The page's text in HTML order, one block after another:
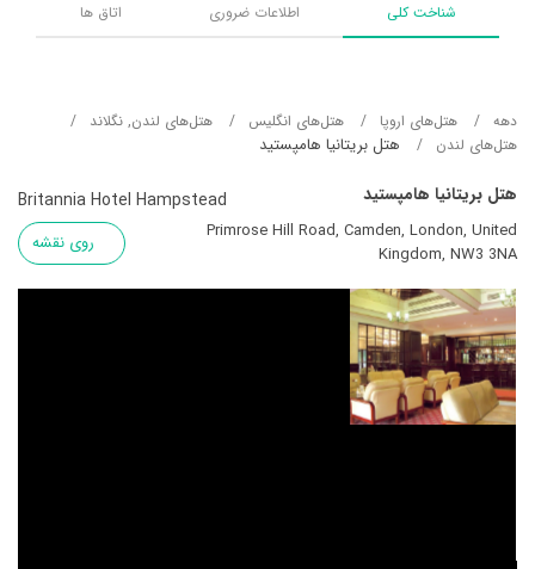
شناخت کلی اطلاعات ضروری اتاق ها
دهه هتل‌های اروپا هتل‌های انگلیس
هتل‌های لندن, نگلاند
هتل‌های لندن
هتل بریتانیا هامپستید
هتل بریتانیا هامپستید Britannia Hotel Hampstead
Primrose Hill Road, Camden, London, United
Kingdom, NW3 3NA
روی نقشه